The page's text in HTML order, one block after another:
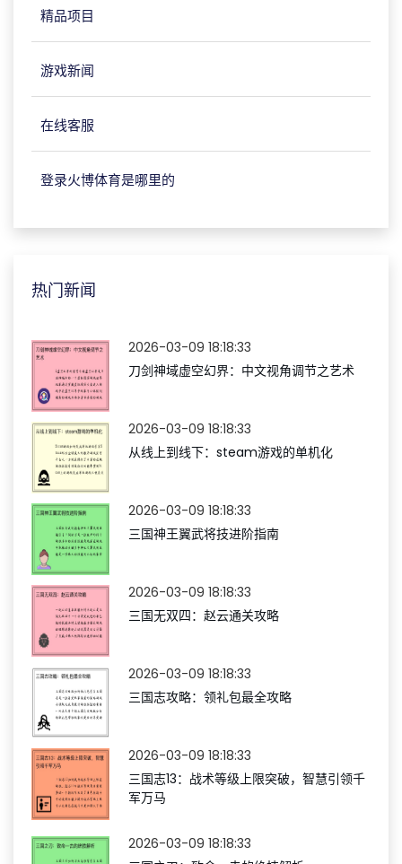
精品项目
游戏新闻
在线客服
登录火博体育是哪里的
热门新闻
2026-03-09 18:18:33
刀剑神域虚空幻界：中文视角调节之艺术
2026-03-09 18:18:33
从线上到线下：steam游戏的单机化
2026-03-09 18:18:33
三国神王翼武将技进阶指南
2026-03-09 18:18:33
三国无双四：赵云通关攻略
2026-03-09 18:18:33
三国志攻略：领礼包最全攻略
2026-03-09 18:18:33
三国志13：战术等级上限突破，智慧引领千
军万马
2026-03-09 18:18:33